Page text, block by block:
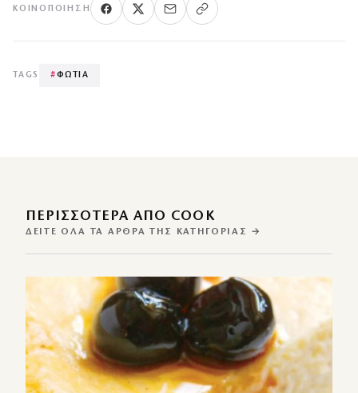
ΚΟΙΝΟΠΟΊΗΣΗ
TAGS #ΦΩΤΙΑ
ΠΕΡΙΣΣΌΤΕΡΑ ΑΠΌ COOK
ΔΕΊΤΕ ΌΛΑ ΤΑ ΆΡΘΡΑ ΤΗΣ ΚΑΤΗΓΟΡΊΑΣ →